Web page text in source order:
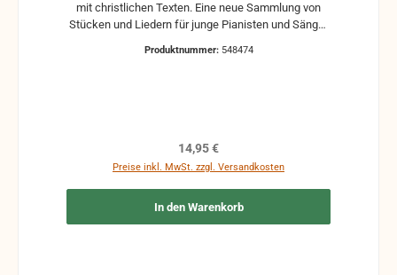
mit christlichen Texten. Eine neue Sammlung von
Stücken und Liedern für junge Pianisten und Sänger
Produktnummer: 548474
Regulärer Preis:
14,95 €
Preise inkl. MwSt. zzgl. Versandkosten
In den Warenkorb